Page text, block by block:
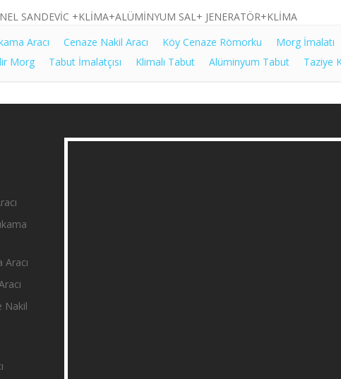
SANDEVİC +KLİMA+ALÜMİNYUM SAL+ JENERATÖR+KLİMA
Aracı Cenaze Nakil Aracı Köy Cenaze Römorku Morg İmalatı
Morg Tabut İmalatçısı Klimalı Tabut Alüminyum Tabut Taziye
Aracı
Nakil